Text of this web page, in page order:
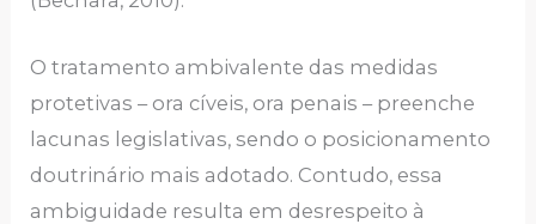
O tratamento ambivalente das medidas
protetivas – ora cíveis, ora penais – preenche
lacunas legislativas, sendo o posicionamento
doutrinário mais adotado. Contudo, essa
ambiguidade resulta em desrespeito à